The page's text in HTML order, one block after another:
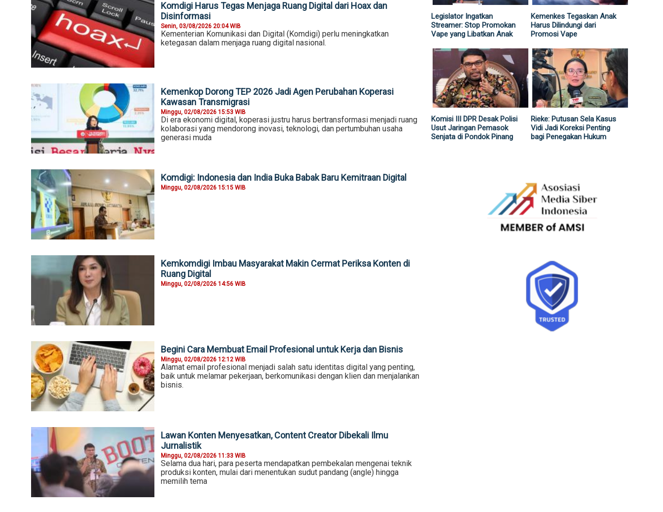
Komdigi Harus Tegas Menjaga Ruang Digital dari Hoax dan
Disinformasi
Senin, 03/08/2026 20:04 WIB
Kementerian Komunikasi dan Digital (Komdigi) perlu meningkatkan
ketegasan dalam menjaga ruang digital nasional.
Kemenkop Dorong TEP 2026 Jadi Agen Perubahan Koperasi
Kawasan Transmigrasi
Minggu, 02/08/2026 15:53 WIB
Di era ekonomi digital, koperasi justru harus bertransformasi menjadi ruang
kolaborasi yang mendorong inovasi, teknologi, dan pertumbuhan usaha
generasi muda
Komdigi: Indonesia dan India Buka Babak Baru Kemitraan Digital
Minggu, 02/08/2026 15:15 WIB
Kemkomdigi Imbau Masyarakat Makin Cermat Periksa Konten di
Ruang Digital
Minggu, 02/08/2026 14:56 WIB
Begini Cara Membuat Email Profesional untuk Kerja dan Bisnis
Minggu, 02/08/2026 12:12 WIB
Alamat email profesional menjadi salah satu identitas digital yang penting,
baik untuk melamar pekerjaan, berkomunikasi dengan klien dan menjalankan
bisnis.
Lawan Konten Menyesatkan, Content Creator Dibekali Ilmu
Jurnalistik
Minggu, 02/08/2026 11:33 WIB
Selama dua hari, para peserta mendapatkan pembekalan mengenai teknik
produksi konten, mulai dari menentukan sudut pandang (angle) hingga
memilih tema
Legislator Ingatkan
Streamer: Stop Promokan
Vape yang Libatkan Anak
Kemenkes Tegaskan Anak
Harus Dilindungi dari
Promosi Vape
Komisi III DPR Desak Polisi
Usut Jaringan Pemasok
Senjata di Pondok Pinang
Rieke: Putusan Sela Kasus
Vidi Jadi Koreksi Penting
bagi Penegakan Hukum